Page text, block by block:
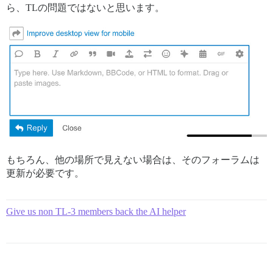
ら、TLの問題ではないと思います。
もちろん、他の場所で見えない場合は、そのフォーラムは
更新が必要です。
Give us non TL-3 members back the AI helper